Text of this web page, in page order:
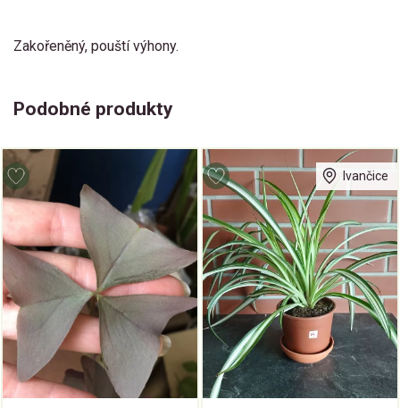
Zakořeněný, pouští výhony.
Podobné produkty
Ivančice